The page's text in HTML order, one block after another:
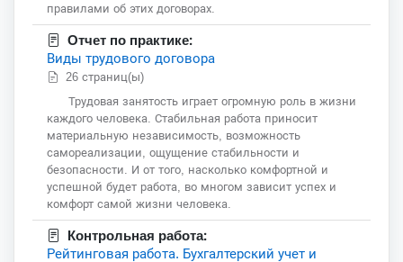
правилами об этих договорах.
Отчет по практике:
Виды трудового договора
26 страниц(ы)
Трудовая занятость играет огромную роль в жизни
каждого человека. Стабильная работа приносит
материальную независимость, возможность
самореализации, ощущение стабильности и
безопасности. И от того, насколько комфортной и
успешной будет работа, во многом зависит успех и
комфорт самой жизни человека.
Контрольная работа:
Рейтинговая работа. Бухгалтерский учет и